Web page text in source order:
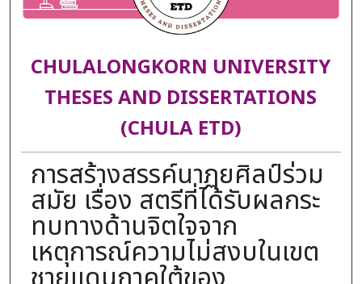
CHULALONGKORN UNIVERSITY
THESES AND DISSERTATIONS
(CHULA ETD)
การสร้างสรรค์นาฏยศิลป์ร่วม
สมัย เรื่อง สตรีที่ได้รับผลกระ
ทบทางด้านจิตใจจาก
เหตุการณ์ความไม่สงบในเขต